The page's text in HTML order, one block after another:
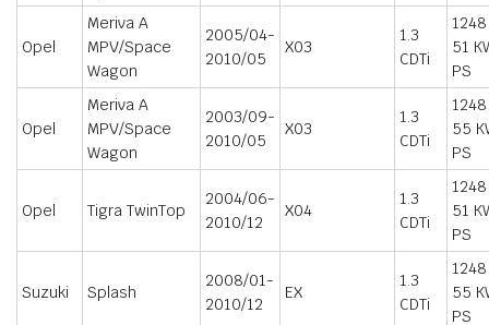
Opel
Meriva A
MPV/Space
Wagon
2005/04-
2010/05
X03
1.3
CDTi
51
PS
Opel
Meriva A
MPV/Space
Wagon
2003/09-
2010/05
X03
1.3
CDTi
55
PS
Opel Tigra TwinTop
2004/06-
2010/12
X04
1.3
CDTi
51
PS
Suzuki Splash
2008/01-
2010/12
EX
1.3
CDTi
55
PS